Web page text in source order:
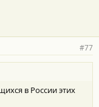
#77
в России этих